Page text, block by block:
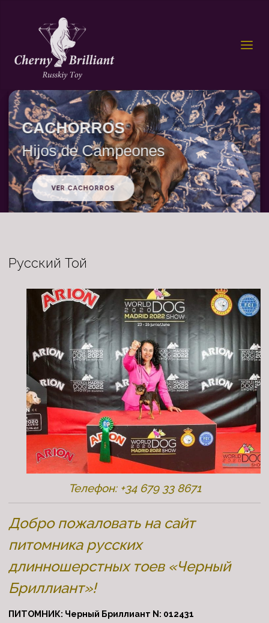
CACHORROS
Hijos de Campeones
VER CACHORROS
Русский Той
Телефон: +34 679 33 8671
Добро пожаловать на сайт
питомника русских
длинношерстных тоев «Черный
Бриллиант»!
ПИТОМНИК: Черный Бриллиант N: 012431